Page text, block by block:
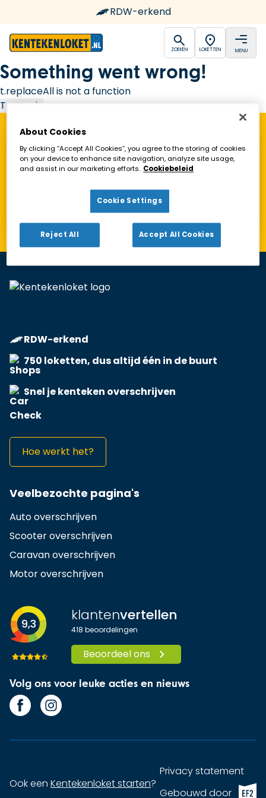
RDW-erkend
open
ZOEKEN LOKETTEN MENU
Something went wrong!
t.replaceAll is not a function
Try again
Vind een Kentekenloket in de buurt!
Toon alleen geopende loketten
RDW-erkend
750 loketten, dus altijd één in de buurt
Snel je kenteken overschrijven
Hoe werkt het?
Veelbezochte pagina's
Auto overschrijven
Scooter overschrijven
Caravan overschrijven
Motor overschrijven
9,3 klantenvertellen
418 beoordelingen
Beoordeel ons
Volg ons voor leuke acties en nieuws
Ook een Kentekenloket starten?
Privacy statement
Gebouwd doorEF2
About Cookies
By clicking “Accept All Cookies”, you agree to the storing of cookies
on your device to enhance site navigation, analyze site usage,
and assist in our marketing efforts. Cookiebeleid
Cookie Settings
Reject All Accept All Cookies